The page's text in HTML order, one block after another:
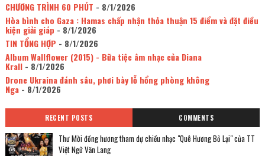
CHƯƠNG TRÌNH 60 PHÚT - 8/1/2026
Hòa bình cho Gaza : Hamas chấp nhận thỏa thuận 15 điểm và đặt điều
kiện giải giáp - 8/1/2026
TIN TỔNG HỢP - 8/1/2026
Album Wallflower (2015) - Bữa tiệc âm nhạc của Diana
Krall- 8/1/2026
Drone Ukraina đánh sâu, phơi bày lỗ hổng phòng không
Nga- 8/1/2026
RECENT POSTS COMMENTS
Thư Mời đồng hương tham dự chiều nhạc "Quê Hương Bỏ Lại" của TT
Việt Ngữ Văn Lang